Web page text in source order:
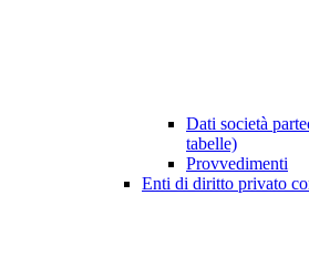
Dati società
tabelle)
Provvedimenti
Enti di diritto privato